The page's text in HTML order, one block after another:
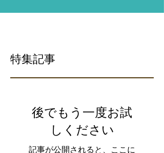
特集記事
後でもう一度お試
しください
記事が公開されると、ここに